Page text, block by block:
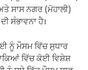
ਸਾਸ ਨਗਰ (ਮੋਹਾਲੀ)
ਸੰਭਾਵਨਾ ਹੈ।
ਨੂੰ ਮੌਸਮ ਵਿੱਚ ਸੁਧਾਰ
ਵਿੱਚ ਕੋਈ ਵਿਸ਼ੇਸ਼